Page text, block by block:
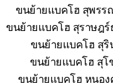
ขนย้ายแบคโฮ สุพรร
ขนย้ายแบคโฮ สุราษฎร์
ขนย้ายแบคโฮ สุริ
ขนย้ายแบคโฮ สุโ
ขนย้ายแบคโฮ หนอง